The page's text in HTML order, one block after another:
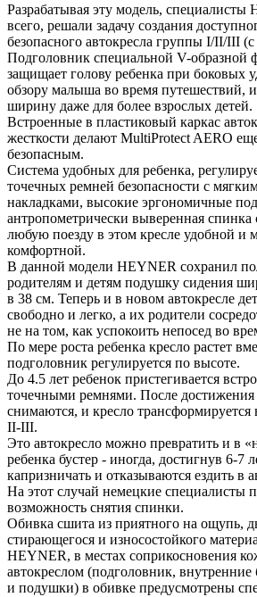
Разрабатывая эту модель,
всего, решали задачу создания
безопасного автокресла группы I/II/III
Подголовник специальной V-образной
защищает голову ребенка при боковых
обзору малыша во время путешествий,
ширину даже для более взрослых детей.
Встроенные в пластиковый каркас
жесткости делают MultiProtect AERO
безопасным.
Система удобных для ребенка,
точечных ремней безопасности с
накладками, высокие эргономичные
антропометрически выверенная спинка
любую поезду в этом кресле удобной и
комфортной.
В данной модели HEYNER сохранил
родителям и детям подушку сидения
в 38 см. Теперь и в новом автокресле
свободно и легко, а их родители
не на том, как успокоить непосед во
По мере роста ребенка кресло растет
подголовник регулируется по высоте.
До 4.5 лет ребенок пристегивается
точечными ремнями. После достижения
снимаются, и кресло трансформируется
II-III.
Это автокресло можно превратить и в
ребенка бустер - иногда, достигнув 6-7
капризничать и отказываются ездить в
На этот случай немецкие специалисты
возможность снятия спинки.
Обивка сшита из приятного на ощупь,
стирающегося и износостойкого
HEYNER, в местах соприкосновения
автокреслом (подголовник,
и подушки) в обивке предусмотрены